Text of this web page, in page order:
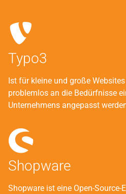
Typo3
Ist für kleine und große
problemlos an die Bedürfnisse
Unternehmens angepasst
Shopware
Shopware ist eine Open-Source-